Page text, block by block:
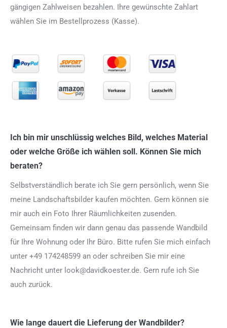
gängigen Zahlweisen bezahlen. Ihre gewünschte Zahlart
wählen Sie im Bestellprozess (Kasse).
Ich bin mir unschlüssig welches Bild, welches Material
oder welche Größe ich wählen soll. Können Sie mich
beraten?
Selbstverständlich berate ich Sie gern persönlich, wenn Sie
meine Landschaftsbilder kaufen möchten. Gern können sie
mir auch ein Foto Ihrer Räumlichkeiten zusenden.
Gemeinsam finden wir dann genau das passende Wandbild
für Ihre Wohnung oder Ihr Büro. Bitte rufen Sie mich einfach
unter +49 174248599 an oder schreiben Sie mir eine
Nachricht unter look@davidkoester.de. Gern rufe ich Sie
auch zurück.
Wie lange dauert die Lieferung der Wandbilder?